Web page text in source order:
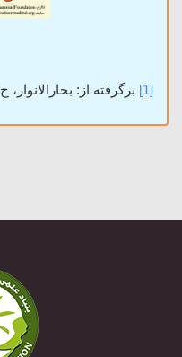
[1] برگرفته از: بحارالانوار، ج 26، ص 140.